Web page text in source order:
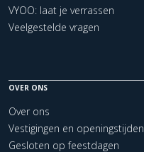
VYOO: laat je verrassen
Veelgestelde vragen
OVER ONS
Over ons
Vestigingen en openingstijden
Gesloten op feestdagen